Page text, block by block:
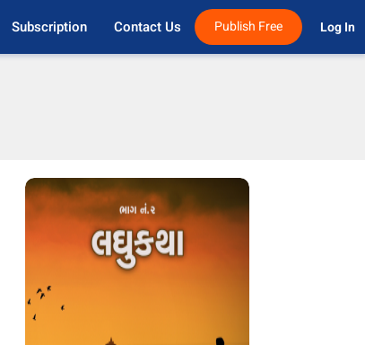
Subscription Contact Us Publish Free Log In